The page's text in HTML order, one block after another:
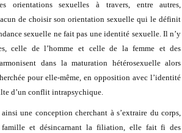
orientations sexuelles à travers, entre autres,
de choisir son orientation sexuelle qui le définit
sexuelle ne fait pas une identité sexuelle. Il n’y
celle de l’homme et celle de la femme et des
dans la maturation hétérosexuelle alors
pour elle-même, en opposition avec l’identité
d’un conflit intrapsychique.
une conception cherchant à s’extraire du corps,
et désincarnant la filiation, elle fait fi des